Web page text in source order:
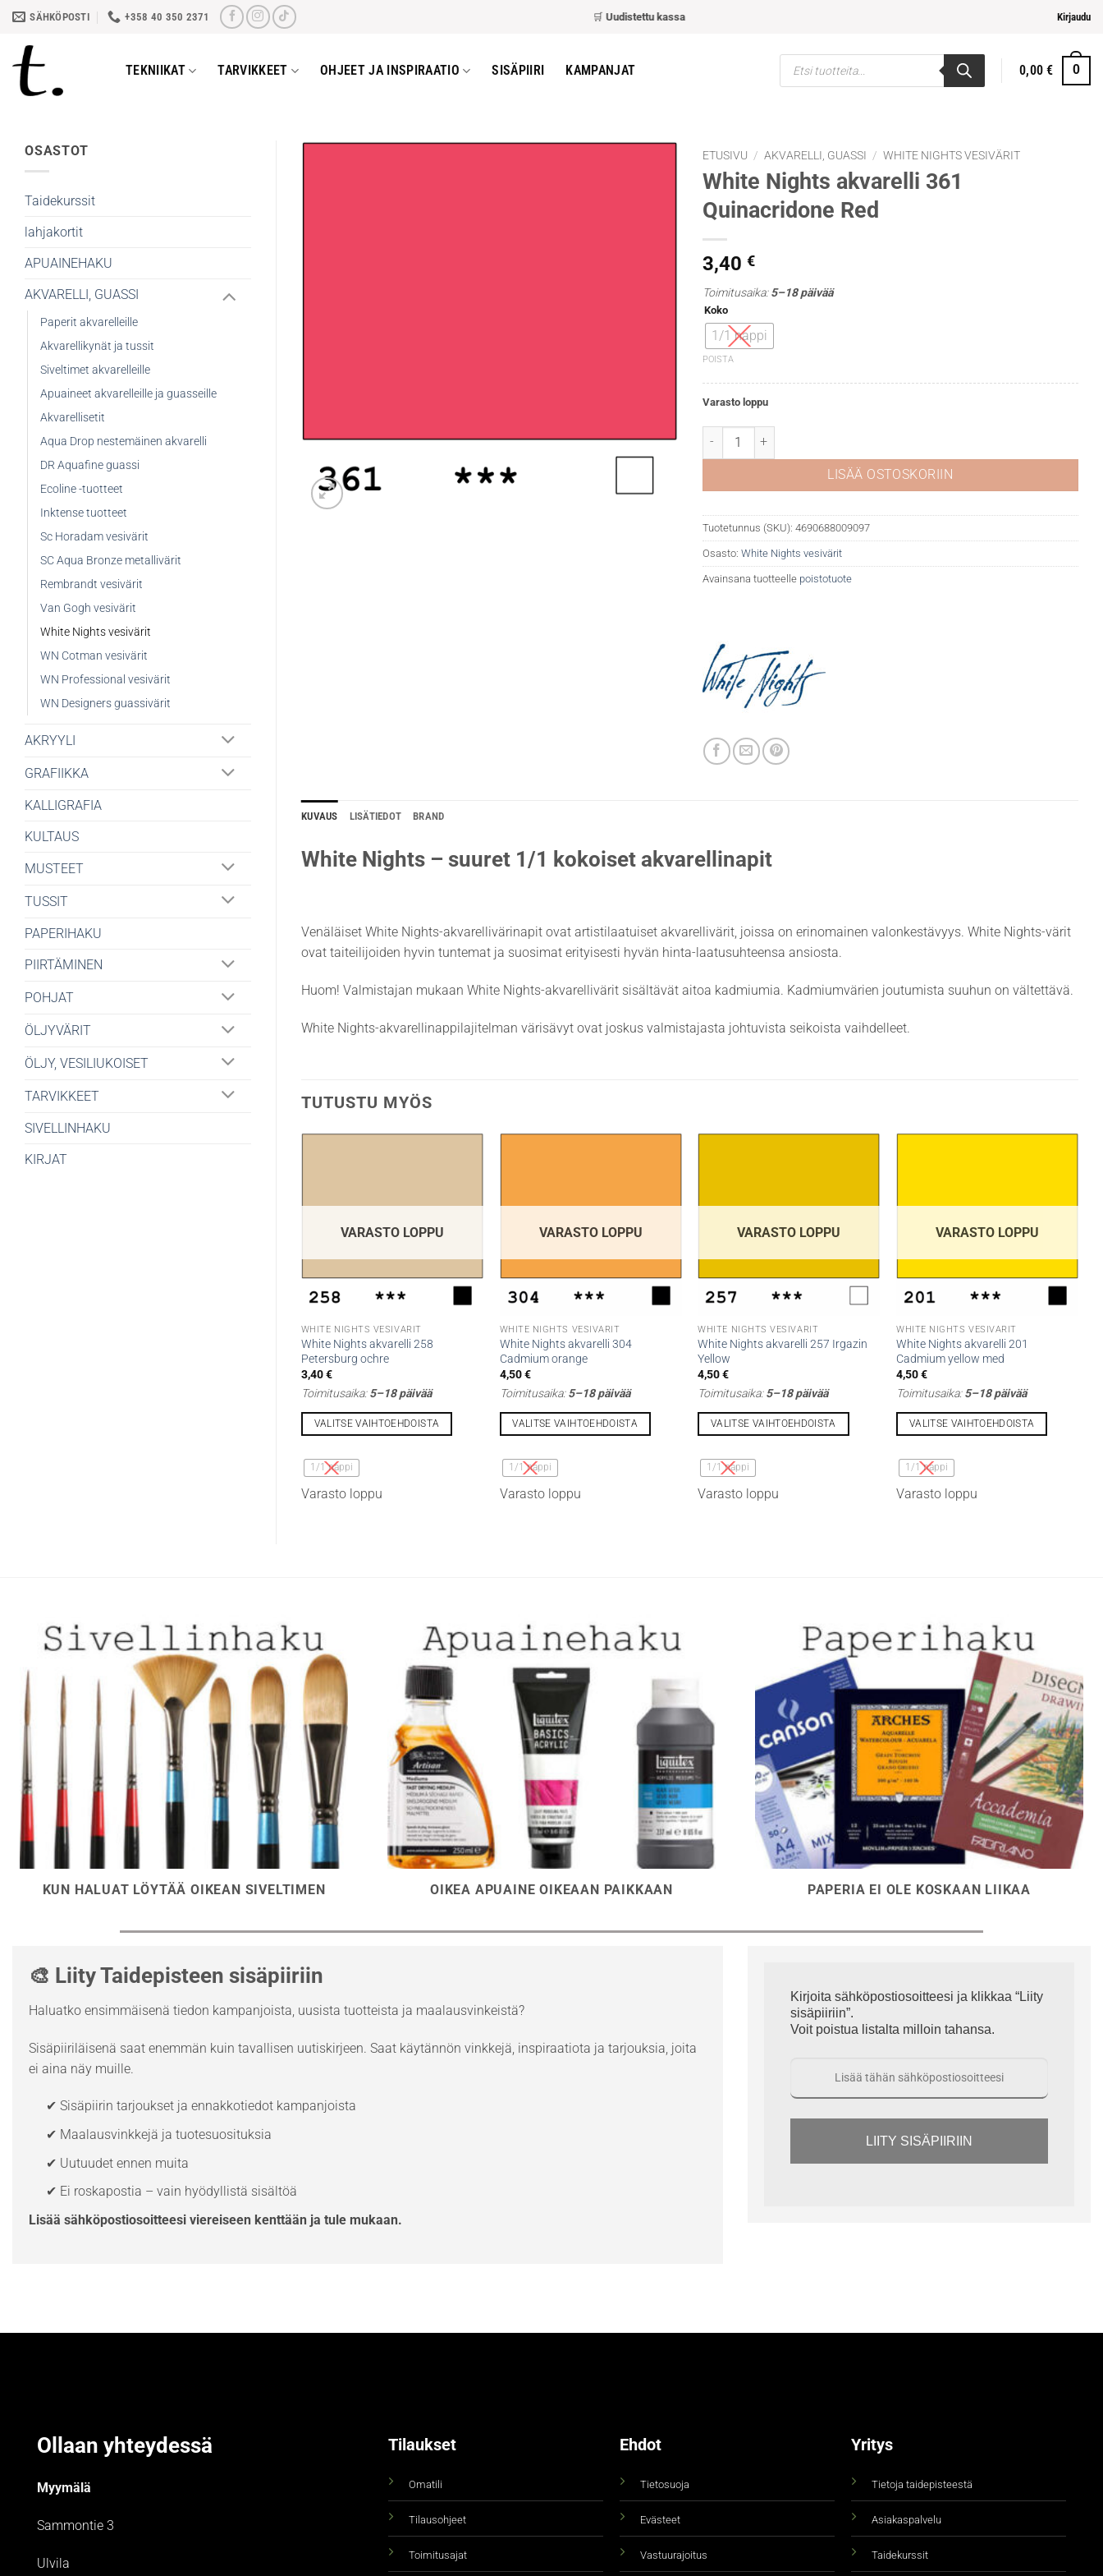
Skip
content
SÄHKÖPOSTI +358 40 350 2371 Uudistettu kassa– nopeampi ja helpompi maksaminen Kirjaudu
TEKNIIKAT TARVIKKEET OHJEET JA INSPIRAATIO SISÄPIIRI KAMPANJAT
Products
search
0,00€ 0
OSASTOT
Taidekurssit
lahjakortit
APUAINEHAKU
AKVARELLI, GUASSI
Paperit akvarelleille
Akvarellikynät ja tussit
Siveltimet akvarelleille
Apuaineet akvarelleille ja guasseille
Akvarellisetit
Aqua Drop nestemäinen akvarelli
DR Aquafine guassi
Ecoline -tuotteet
Inktense tuotteet
Sc Horadam vesivärit
SC Aqua Bronze metallivärit
Rembrandt vesivärit
Van Gogh vesivärit
White Nights vesivärit
WN Cotman vesivärit
WN Professional vesivärit
WN Designers guassivärit
AKRYYLI
GRAFIIKKA
KALLIGRAFIA
KULTAUS
MUSTEET
TUSSIT
PAPERIHAKU
PIIRTÄMINEN
POHJAT
ÖLJYVÄRIT
ÖLJY, VESILIUKOISET
TARVIKKEET
SIVELLINHAKU
KIRJAT
ETUSIVU / AKVARELLI, GUASSI / WHITE NIGHTS VESIVÄRIT
White Nights akvarelli 361
Quinacridone Red
3,40 €
Toimitusaika:5–18 päivää
Koko
1/1 nappi
POISTA
Varasto loppu
White Nights akvarelli 361 Quinacridone Red määrä
LISÄÄ OSTOSKORIIN
Tuotetunnus (SKU): 4690688009097
Osasto: White Nights vesivärit
Avainsana tuotteelle poistotuote
KUVAUS LISÄTIEDOT BRAND
White Nights – suuret 1/1 kokoiset akvarellinapit
Venäläiset White Nights-akvarellivärinapit ovat artistilaatuiset akvarellivärit, joissa on erinomainen valonkestävyys. White Nights-värit
ovat taiteilijoiden hyvin tuntemat ja suosimat erityisesti hyvän hinta-laatusuhteensa ansiosta.
Huom! Valmistajan mukaan White Nights-akvarellivärit sisältävät aitoa kadmiumia. Kadmiumvärien joutumista suuhun on vältettävä.
White Nights-akvarellinappilajitelman värisävyt ovat joskus valmistajasta johtuvista seikoista vaihdelleet.
TUTUSTU MYÖS
VARASTO LOPPU
WHITE NIGHTS VESIVÄRIT
White Nights akvarelli 258
Petersburg ochre
3,40€
Toimitusaika:5–18 päivää
VALITSE VAIHTOEHDOISTA
tuotteella
useampi
1/1 nappi
Varasto loppu
VARASTO LOPPU
WHITE NIGHTS VESIVÄRIT
White Nights akvarelli 304
Cadmium orange
4,50€
Toimitusaika:5–18 päivää
VALITSE VAIHTOEHDOISTA
tuotteella
useampi
1/1 nappi
Varasto loppu
VARASTO LOPPU
WHITE NIGHTS VESIVÄRIT
White Nights akvarelli 257 Irgazin
Yellow
4,50€
Toimitusaika:5–18 päivää
VALITSE VAIHTOEHDOISTA
tuotteella
useampi
1/1 nappi
Varasto loppu
VARASTO LOPPU
WHITE NIGHTS VESIVÄRIT
White Nights akvarelli 201
Cadmium yellow med
4,50€
Toimitusaika:5–18 päivää
VALITSE VAIHTOEHDOISTA
tuotteella
useampi
1/1 nappi
Varasto loppu
KUN HALUAT LÖYTÄÄ OIKEAN SIVELTIMEN OIKEA APUAINE OIKEAAN PAIKKAAN PAPERIA EI OLE KOSKAAN LIIKAA
🎨 Liity Taidepisteen sisäpiiriin
Haluatko ensimmäisenä tiedon kampanjoista, uusista tuotteista ja maalausvinkeistä?
Sisäpiiriläisenä saat enemmän kuin tavallisen uutiskirjeen. Saat käytännön vinkkejä, inspiraatiota ja tarjouksia, joita
ei aina näy muille.
✔ Sisäpiirin tarjoukset ja ennakkotiedot kampanjoista
✔ Maalausvinkkejä ja tuotesuosituksia
✔ Uutuudet ennen muita
✔ Ei roskapostia – vain hyödyllistä sisältöä
Lisää sähköpostiosoitteesi viereiseen kenttään ja tule mukaan.
Kirjoita sähköpostiosoitteesi ja klikkaa “Liity
sisäpiiriin”.
Voit poistua listalta milloin tahansa.
LIITY SISÄPIIRIIN
Ollaan yhteydessä
Myymälä
Sammontie 3
Ulvila
Tilaukset
Omatili
Tilausohjeet
Toimitusajat
Ehdot
Tietosuoja
Evästeet
Vastuurajoitus
Yritys
Tietoja taidepisteestä
Asiakaspalvelu
Taidekurssit